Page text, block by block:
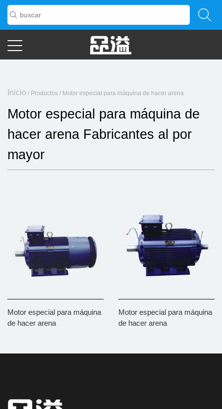
Inicio / Productos / Motor especial para máquina de hacer arena
Motor especial para máquina de
hacer arena Fabricantes al por
mayor
Motor especial para máquina
de hacer arena
Motor especial para máquina
de hacer arena